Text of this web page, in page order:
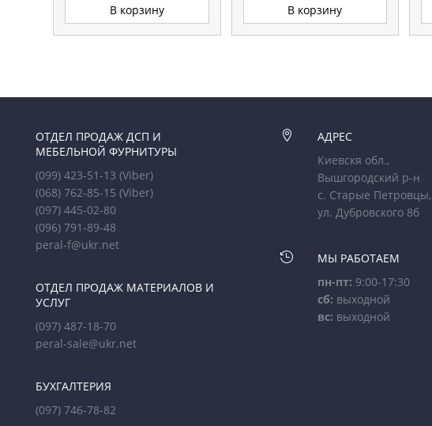
В корзину В корзину
ОТДЕЛ ПРОДАЖ ДСП И
МЕБЕЛЬНОЙ ФУРНИТУРЫ
(099) 423-51-13(Viber)
(068) 762-85-15(Viber)
(097) 445-02-80
(096) 791-89-48
peral-f@ukr.net
ОТДЕЛ ПРОДАЖ МАТЕРИАЛОВ И
УСЛУГ
(097) 487-18-70
peral-sale@ukr.net
БУХГАЛТЕРИЯ
(097) 746-78-82

АДРЕС
Киевскя обл.,
Вышгородский р-н
с. Старые Петровцы,
ул. Дубровского 8б

МЫ РАБОТАЕМ
пн-пт: 9:00-17:30
сб: выходной
вс: выходной